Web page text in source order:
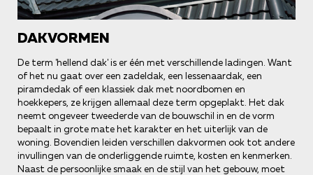
DAKVORMEN
De term 'hellend dak' is er één met verschillende ladingen. Want
of het nu gaat over een zadeldak, een lessenaardak, een
piramdedak of een klassiek dak met noordbomen en
hoekkepers, ze krijgen allemaal deze term opgeplakt. Het dak
neemt ongeveer tweederde van de bouwschil in en de vorm
bepaalt in grote mate het karakter en het uiterlijk van de
woning. Bovendien leiden verschillen dakvormen ook tot andere
invullingen van de onderliggende ruimte, kosten en kenmerken.
Naast de persoonlijke smaak en de stijl van het gebouw, moet